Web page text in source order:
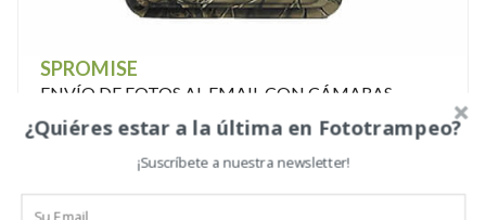
SPROMISE
ENVÍO DE FOTOS AL EMAIL CON CÁMARAS
SPROMISE
¿Quiéres estar a la última en Fototrampeo?
¡Suscríbete a nuestra newsletter!